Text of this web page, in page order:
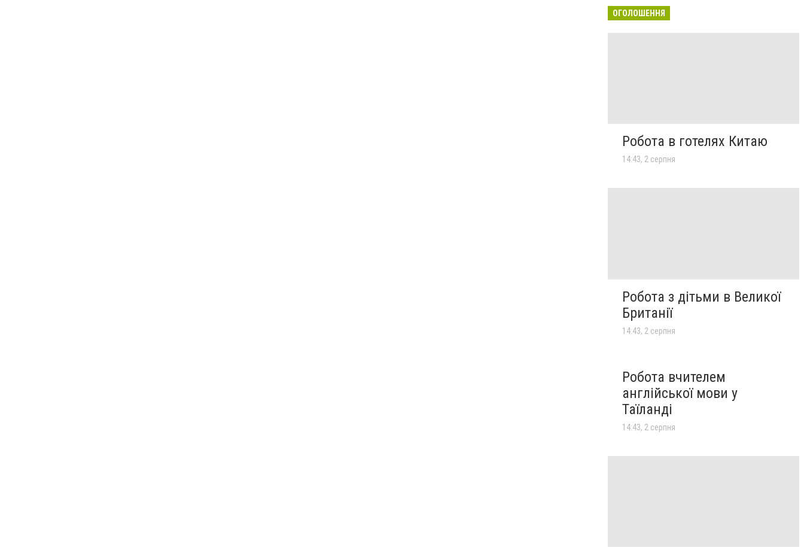
ОГОЛОШЕННЯ
Робота в готелях Китаю
14:43, 2 серпня
Робота з дітьми в Великої
Британії
14:43, 2 серпня
Робота вчителем
англійської мови у
Таїланді
14:43, 2 серпня